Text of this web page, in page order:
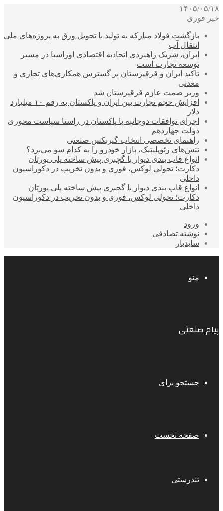
۱۴۰۵/۰۵/۱۸
خبر فوری
بازگشت فولاد مبارکه به تولید با تحویل ورق به پروژه‌های ملی
انتقال آب
ایران، شریک راهبردی اتحادیه اقتصادی اوراسیا در مسیر
توسعه تجارت است
تاکید ایران و قرقیزستان بر گسترش همکاری‌های تجاری و
معدنی
وزیر صمت عازم قرقیزستان شد
افزایش حجم تجارت بین ایران و پاکستان به رقم ۱۰ میلیارد
دلار
اجرای توافقات دوجانبه با پاکستان در راستا سیاست محوری
دولت چهاردهم
راهنمای تخصصی انتخاب گیربکس صنعتی
تنش‌های ژئوپلیتیک، بازار خودرو را به کدام سو می‌برد؟
انواع قاب بندی دیوار با گچبری پیش ساخته پلی یورتان
دکارت؛ تحولی لوکس، فوری و بدون تخریب در دکوراسیون
داخلی
انواع قاب بندی دیوار با گچبری پیش ساخته پلی یورتان
دکارت؛ تحولی لوکس، فوری و بدون تخریب در دکوراسیون
داخلی
ورود
نوشته تصادفی
سایدبار
منو
پیام صنعتی
جستجو برای
صفحه نخست
تندرستی